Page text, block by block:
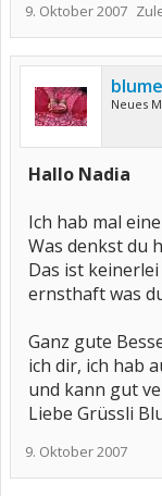
9. Oktober 2007
Neues
Hallo Nadia
Ich hab mal
Was denkst du
Das ist
ernsthaft was
Ganz gute
ich dir, ich hab
und kann gut
Liebe Grüssli
9. Oktober 2007